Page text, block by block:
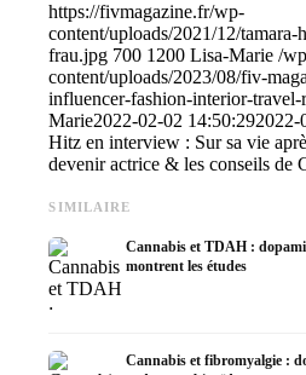
https://fivmagazine.fr/wp-
content/uploads/2021/12/
frau.jpg 700 1200 Lisa-Marie /
content/uploads/2023/08/fiv-
influencer-fashion-interior-travel-
Marie2022-02-02 14:50:292022-
Hitz en interview : Sur sa vie
devenir actrice & les conseils de
SIMILAIRE
Cannabis et TDAH :
montrent les études
Cannabis et fibromyalgie :